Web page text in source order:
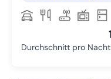
Durchschnitt pro